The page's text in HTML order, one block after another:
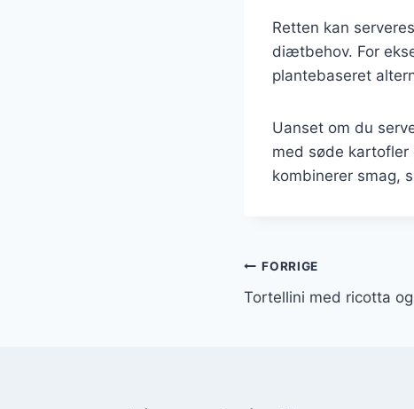
Retten kan
diætbehov. For
plantebaseret
Uanset om du
med søde
kombinerer smag,
FORRIGE
Tortellini med ricotta